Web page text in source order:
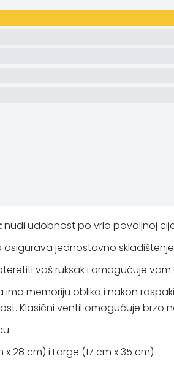
nudi udobnost po vrlo povoljnoj
osigurava jednostavno
vaš ruksak i omogućuje vam
ima memoriju oblika i nakon
Klasični ventil omogućuje
x 28 cm) i Large (17 cm x 35 cm)